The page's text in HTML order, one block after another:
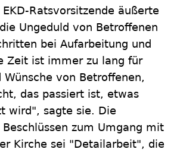
Ratsvorsitzende äußerte
Ungeduld von Betroffenen
bei Aufarbeitung und
Zeit ist immer zu lang für
Wünsche von Betroffenen,
das passiert ist, etwas
wird", sagte sie. Die
zum Umgang mit
Kirche sei "Detailarbeit", die